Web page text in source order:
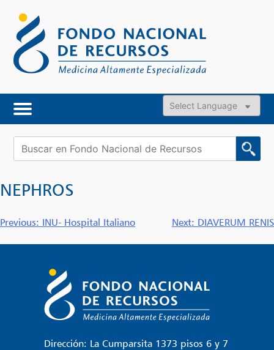
content
Powered by
Buscar:
NEPHROS
Navegación
de
entradas
Previous: INU- Hospital Italiano Next: DIAVERUM RENIS
Dirección: La Cumparsita 1373 pisos 6 y 7